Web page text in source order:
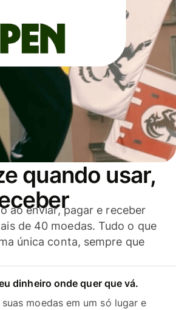
quando usar,
ao enviar, pagar e receber
de 40 moedas. Tudo o que
única conta, sempre que
dinheiro onde quer que vá.
moedas em um só lugar e